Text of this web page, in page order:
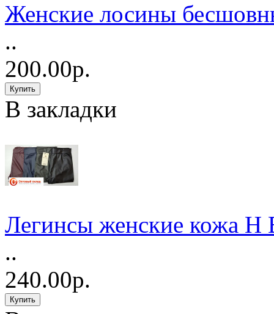
Женские лосины
..
200.00р.
В закладки
Легинсы женские кожа Н
..
240.00р.